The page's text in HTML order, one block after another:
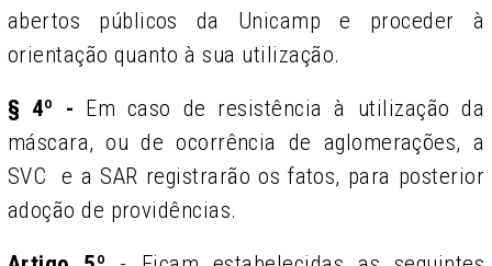
abertos públicos da Unicamp e proceder à
orientação quanto à sua utilização.
§ 4º - Em caso de resistência à utilização da
máscara, ou de ocorrência de aglomerações, a
SVC e a SAR registrarão os fatos, para posterior
adoção de providências.